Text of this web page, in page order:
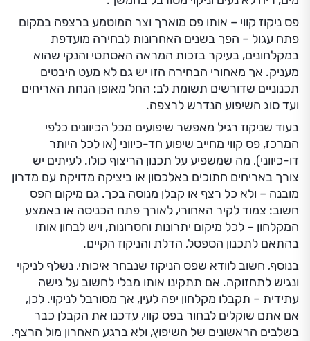
פס ניקוז קווי – אותו פס מוארך וצר המוטמע ברצפה במקום
פתח עגול – הפך בשנים האחרונות לבחירה מועדפת
במקלחונים, בעיקר בזכות המראה האסתטי והנקי שהוא
מעניק. אך מאחורי הבחירה הזו יש גם לא מעט היבטים
תכנוניים שדורשים תשומת לב: החל מאופן הנחת האריחים
ועד סוג השיפוע הנדרש לרצפה.
בעוד שניקוז רגיל מאפשר שיפועים מכל הכיוונים כלפי
המרכז, פס קווי מחייב שיפוע חד-כיווני (או לכל היותר
דו-כיווני), מה שמשפיע על תכנון הריצוף כולו. לעיתים יש
צורך באריחים חתוכים באלכסון או ביציקה מדויקת עם מדרון
מובנה – ולא כל רצף או קבלן מנוסה בכך. גם מיקום הפס
חשוב: צמוד לקיר האחורי, לאורך פתח הכניסה או באמצע
המקלחון – לכל מיקום יתרונות וחסרונות, ויש לבחון אותו
בהתאם לתכנון הספסל, הדלת והניקוז הקיים.
בנוסף, חשוב לוודא שפס הניקוז שנבחר איכותי, נשלף לניקוי
ונגיש לתחזוקה. אם תתקינו אותו מבלי לחשוב על גישה
עתידית – תקבלו מקלחון יפה לעין, אך מסורבל לניקוי. לכן,
אם אתם שוקלים לבחור בפס קווי, עדכנו את הקבלן כבר
בשלבים הראשונים של השיפוץ, ולא ברגע האחרון מול הרצף.